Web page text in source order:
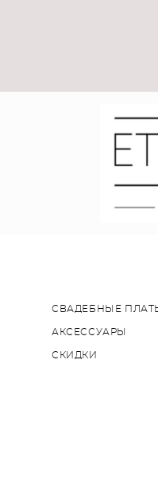
СВАДЕБНЫЕ
АКСЕССУАРЫ
СКИДКИ